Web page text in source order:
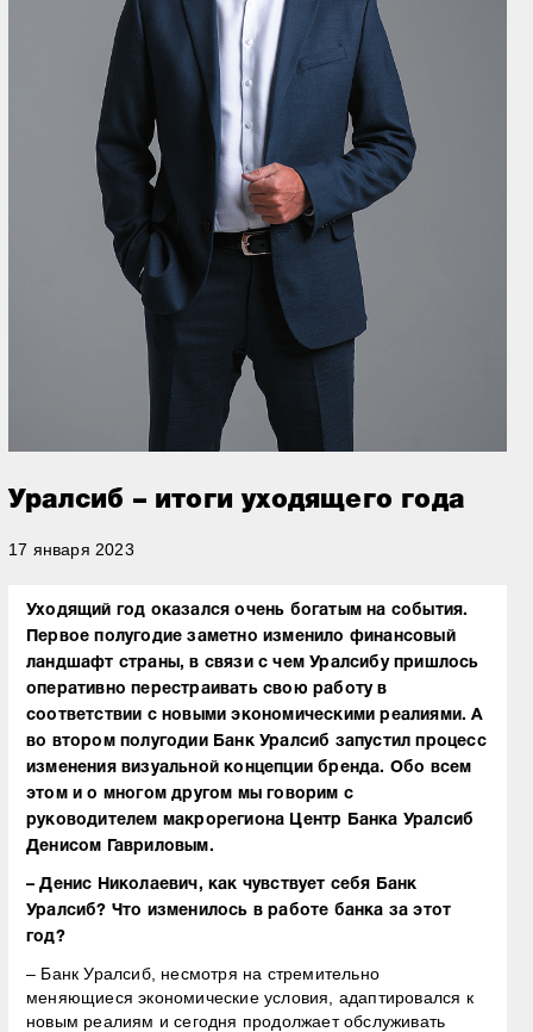
Уралсиб – итоги уходящего года
17 января 2023
Уходящий год оказался очень богатым на события.
Первое полугодие заметно изменило финансовый
ландшафт страны, в связи с чем Уралсибу пришлось
оперативно перестраивать свою работу в
соответствии с новыми экономическими реалиями. А
во втором полугодии Банк Уралсиб запустил процесс
изменения визуальной концепции бренда. Обо всем
этом и о многом другом мы говорим с
руководителем макрорегиона Центр Банка Уралсиб
Денисом Гавриловым.
– Денис Николаевич, как чувствует себя Банк
Уралсиб? Что изменилось в работе банка за этот
год?
– Банк Уралсиб, несмотря на стремительно
меняющиеся экономические условия, адаптировался к
новым реалиям и сегодня продолжает обслуживать